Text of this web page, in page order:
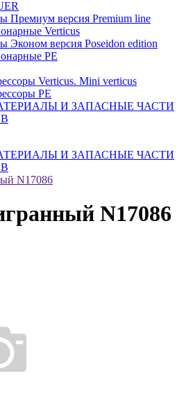
Премиум версия Premium line
Verticus
Эконом версия Poseidon edition
PE
Verticus. Mini verticus
PE
И ЗАПАСНЫЕ ЧАСТИ
И ЗАПАСНЫЕ ЧАСТИ
N17086
N17086